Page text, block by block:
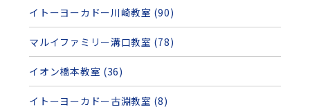
イトーヨーカドー川崎教室 (90)
マルイファミリー溝口教室 (78)
イオン橋本教室 (36)
イトーヨーカドー古淵教室 (8)